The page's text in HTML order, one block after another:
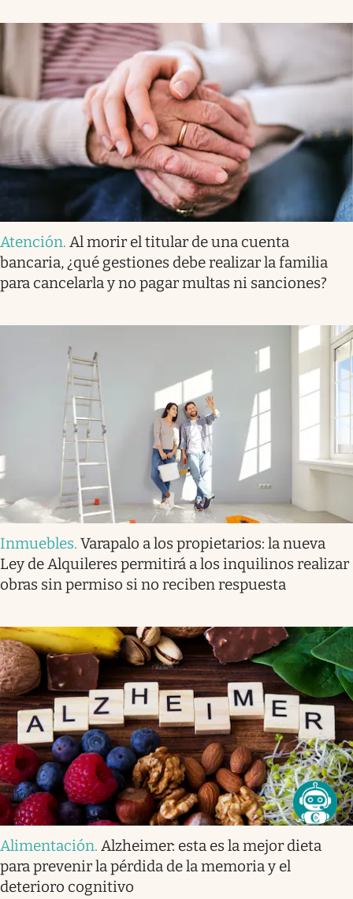
Atención. Al morir el titular de una cuenta
bancaria, ¿qué gestiones debe realizar la familia
para cancelarla y no pagar multas ni sanciones?
Inmuebles. Varapalo a los propietarios: la nueva
Ley de Alquileres permitirá a los inquilinos realizar
obras sin permiso si no reciben respuesta
Alimentación. Alzheimer: esta es la mejor dieta
para prevenir la pérdida de la memoria y el
deterioro cognitivo